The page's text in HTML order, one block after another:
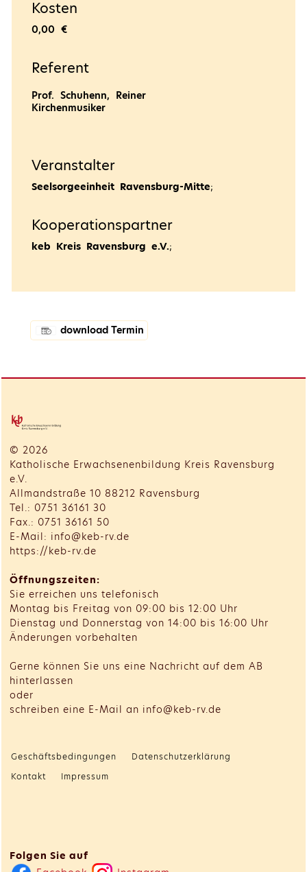
Kosten
0,00 €
Referent
Prof. Schuhenn, Reiner
Kirchenmusiker
Veranstalter
Seelsorgeeinheit Ravensburg-Mitte;
Kooperationspartner
keb Kreis Ravensburg e.V.;
download Termin
© 2026
Katholische Erwachsenenbildung Kreis Ravensburg
e.V.
Allmandstraße 10 88212 Ravensburg
Tel.: 0751 36161 30
Fax.: 0751 36161 50
E-Mail: info@keb-rv.de
https://keb-rv.de
Öffnungszeiten:
Sie erreichen uns telefonisch
Montag bis Freitag von 09:00 bis 12:00 Uhr
Dienstag und Donnerstag von 14:00 bis 16:00 Uhr
Änderungen vorbehalten
Gerne können Sie uns eine Nachricht auf dem AB
hinterlassen
oder
schreiben eine E-Mail an info@keb-rv.de
Geschäftsbedingungen
Datenschutzerklärung
Kontakt
Impressum
Folgen Sie auf